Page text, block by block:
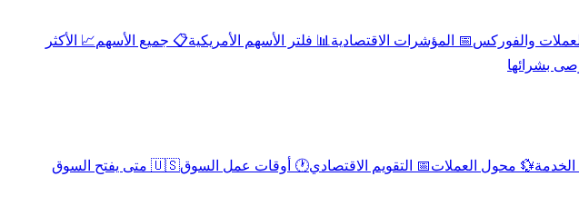
والفوركس📅 المؤشرات الاقتصادية 📊 فلتر الأسهم الأمريكية📋 جميع الأسهم📈 الأكثر
بشرائها
الخدمة💱 محول العملات📅 التقويم الاقتصادي🕐 أوقات عمل السوق
🇺🇸 متى يفتح السوق